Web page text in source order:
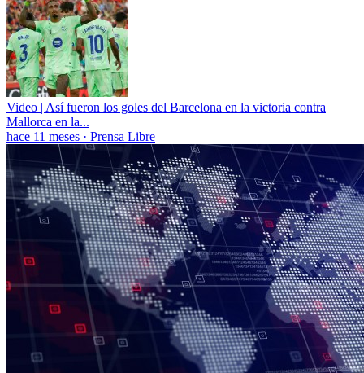
Video | Así fueron los goles del Barcelona en la victoria contra
Mallorca en la...
hace 11 meses · Prensa Libre